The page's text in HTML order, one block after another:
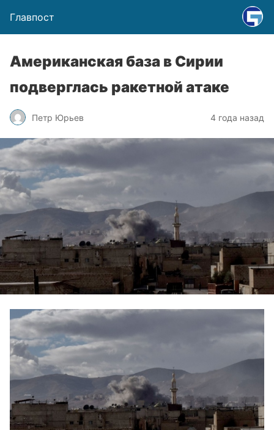
Главпост
Американская база в Сирии
подверглась ракетной атаке
Петр Юрьев 4 года назад